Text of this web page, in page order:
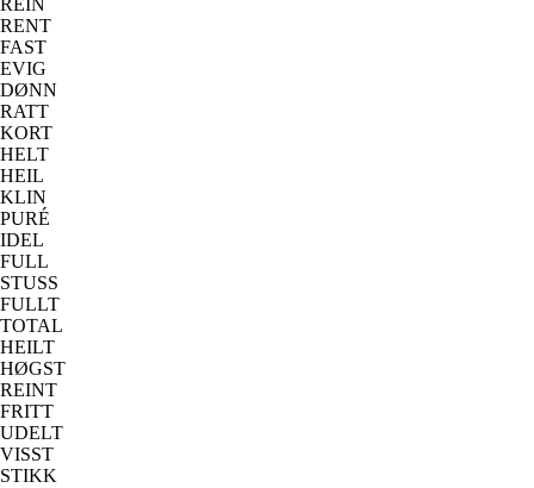
RENT
FAST
EVIG
DØNN
RATT
KORT
HELT
HEIL
KLIN
PURÉ
IDEL
FULL
STUSS
FULLT
TOTAL
HEILT
HØGST
REINT
FRITT
UDELT
VISST
STIKK